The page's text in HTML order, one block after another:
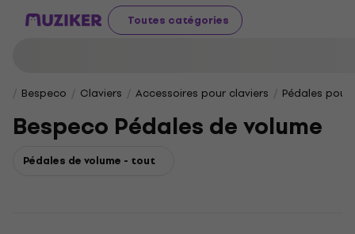
Toutes catégories
Bespeco Claviers Accessoires pour claviers Pédales pour
Bespeco Pédales de volume
Pédales de volume - tout